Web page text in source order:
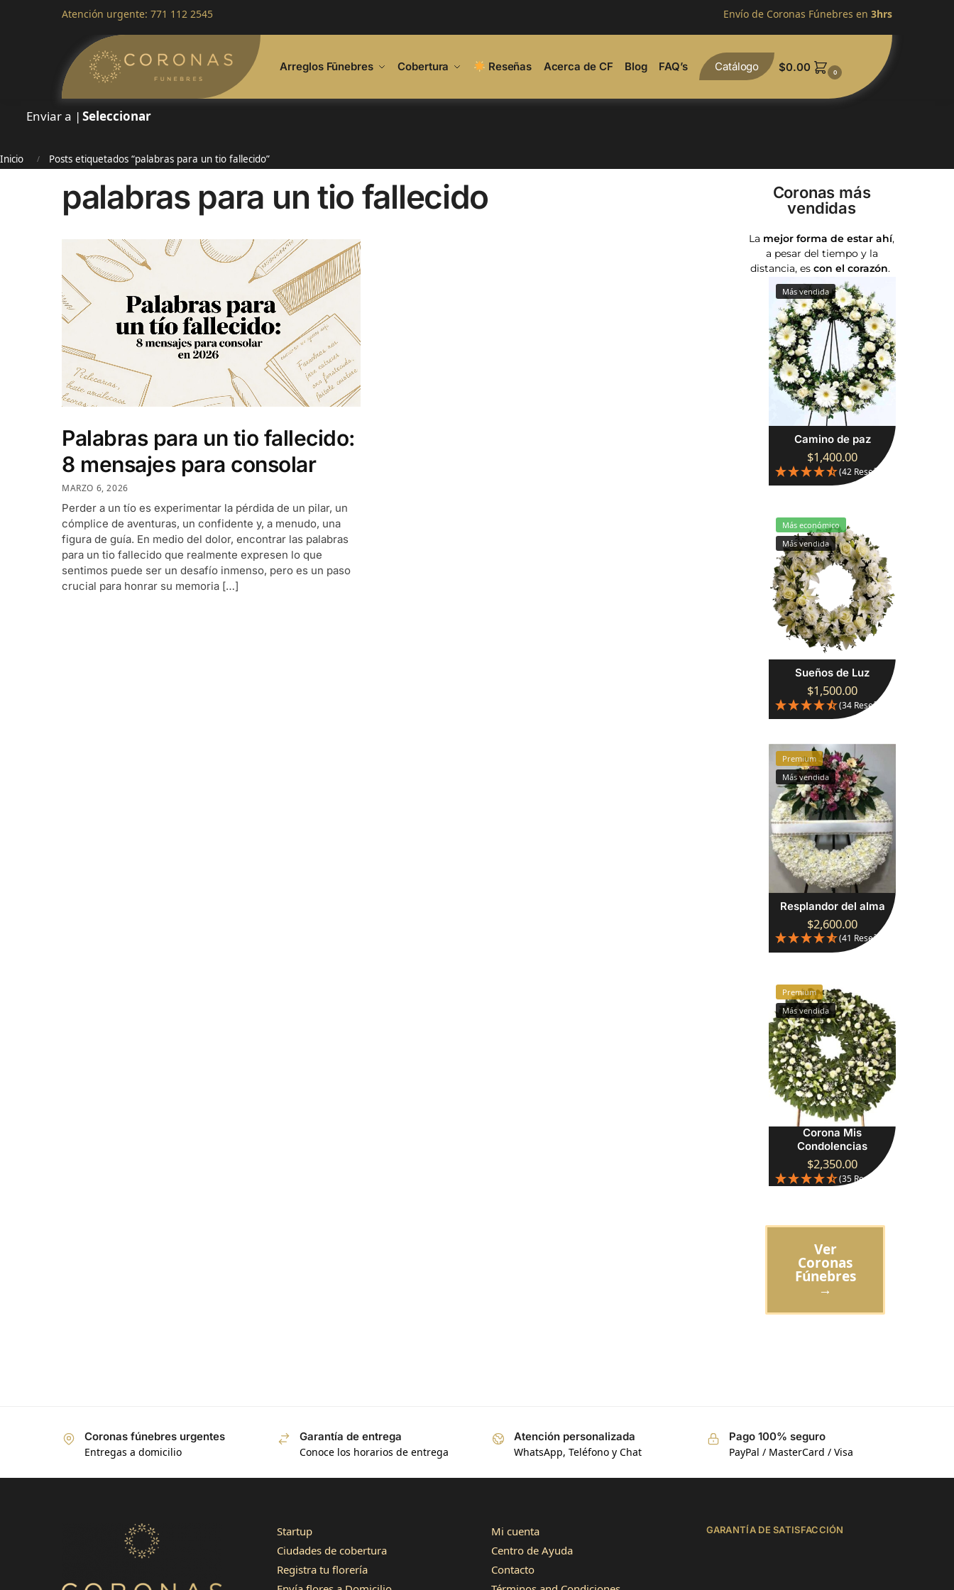
Atención urgente: 771 112 2545 Envío de Coronas Fúnebres en 3hrs
Arreglos Fūnebres Cobertura Reseñas Acerca de CF Blog FAQ’s Catálogo $0.00 0
Enviar a | Seleccionar
Inicio / Posts etiquetados “palabras para un tio fallecido”
palabras para un tio fallecido
Palabras para un tio fallecido:
8 mensajes para consolar
MARZO 6, 2026
Perder a un tío es experimentar la pérdida de un pilar, un
cómplice de aventuras, un confidente y, a menudo, una
figura de guía. En medio del dolor, encontrar las palabras
para un tio fallecido que realmente expresen lo que
sentimos puede ser un desafío inmenso, pero es un paso
crucial para honrar su memoria […]
Coronas más
vendidas
La mejor forma de estar ahí,
a pesar del tiempo y la
distancia, escon el corazón.
Más vendida
Camino de paz
$1,400.00
(42 Reseñas)
Más económico
Más vendida
Sueños de Luz
$1,500.00
(34 Reseñas)
Premium
Más vendida
Resplandor del alma
$2,600.00
(41 Reseñas)
Premium
Más vendida
Corona Mis
Condolencias
$2,350.00
(35 Reseñas)
Ver
Coronas
Fúnebres
→
Coronas fúnebres urgentes
Entregas a domicilio
Garantía de entrega
Conoce los horarios de entrega
Atención personalizada
WhatsApp, Teléfono y Chat
Pago 100% seguro
PayPal / MasterCard / Visa
Startup
Ciudades de cobertura
Registra tu florería
Mi cuenta
Centro de Ayuda
Contacto
GARANTÍA DE SATISFACCIÓN
Servicio rápido y flores de calidad. Gracias!